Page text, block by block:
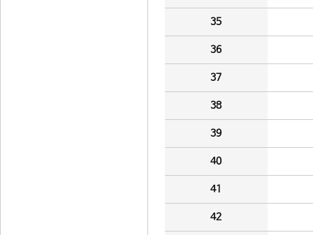
35
36
37
38
39
40
41
42